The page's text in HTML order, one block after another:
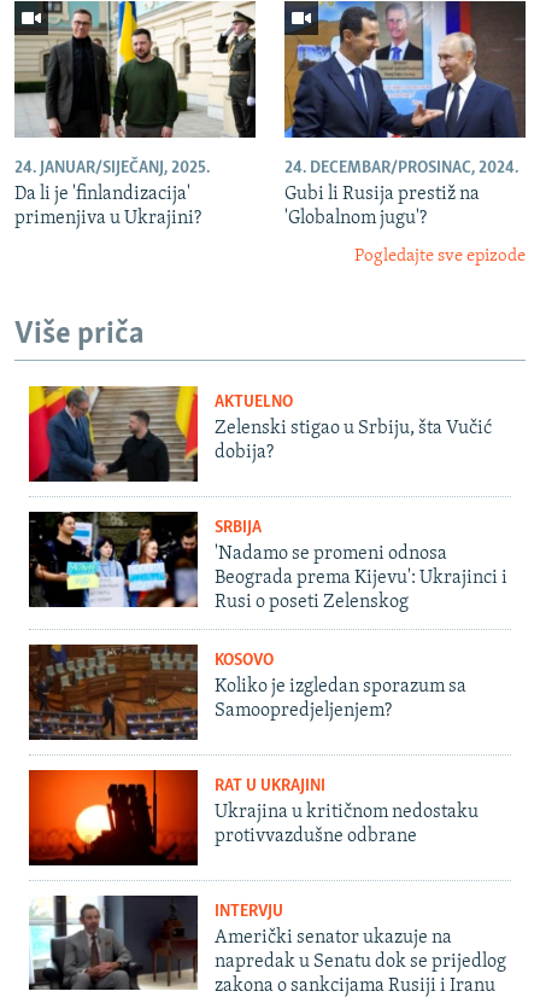
24. JANUAR/SIJEČANJ, 2025.
Da li je 'finlandizacija'
primenjiva u Ukrajini?
24. DECEMBAR/PROSINAC, 2024.
Gubi li Rusija prestiž na
'Globalnom jugu'?
Pogledajte sve epizode
Više priča
AKTUELNO
Zelenski stigao u Srbiju, šta Vučić
dobija?
SRBIJA
'Nadamo se promeni odnosa
Beograda prema Kijevu': Ukrajinci i
Rusi o poseti Zelenskog
KOSOVO
Koliko je izgledan sporazum sa
Samoopredjeljenjem?
RAT U UKRAJINI
Ukrajina u kritičnom nedostaku
protivvazdušne odbrane
INTERVJU
Američki senator ukazuje na
napredak u Senatu dok se prijedlog
zakona o sankcijama Rusiji i Iranu